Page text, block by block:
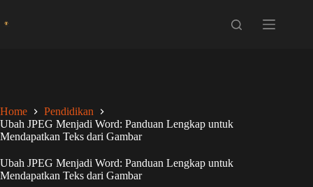
Home
Pendidikan
Ubah JPEG Menjadi Word: Panduan Lengkap untuk
Mendapatkan Teks dari Gambar
Ubah JPEG Menjadi Word: Panduan Lengkap untuk
Mendapatkan Teks dari Gambar